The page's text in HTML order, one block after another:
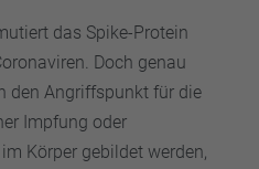
das Spike-Protein
Doch genau
den Angriffspunkt für die
Impfung oder
Körper gebildet werden,